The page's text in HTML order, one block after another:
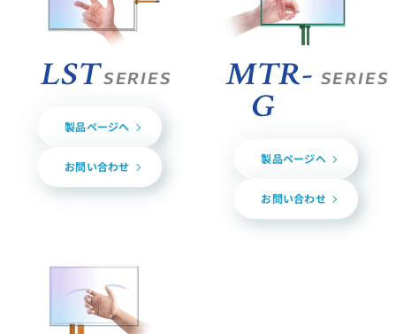
LSTSERIES
製品ページへ
お問い合わせ
MTR-
G
SERIES
製品ページへ
お問い合わせ